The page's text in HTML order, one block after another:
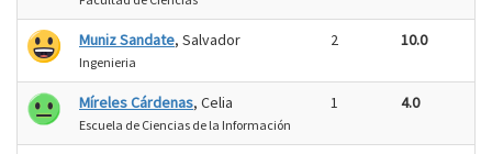
Muniz Sandate, Salvador
Ingenieria
2 10.0
Míreles Cárdenas, Celia
Escuela de Ciencias de la Información
1 4.0